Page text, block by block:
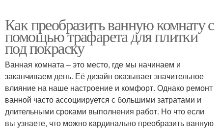
Как преобразить ванную комнату с
помощью трафарета для плитки
под покраску
Ванная комната – это место, где мы начинаем и
заканчиваем день. Её дизайн оказывает значительное
влияние на наше настроение и комфорт. Однако ремонт
ванной часто ассоциируется с большими затратами и
длительными сроками выполнения работ. Но что если
вы узнаете, что можно кардинально преобразить ванную